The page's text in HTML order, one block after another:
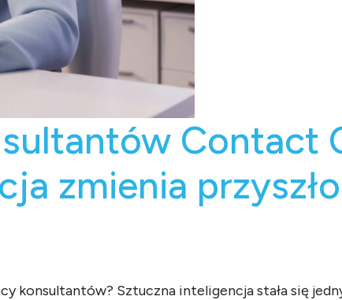
Contact
zmienia
konsultantów? Sztuczna inteligencja stała się